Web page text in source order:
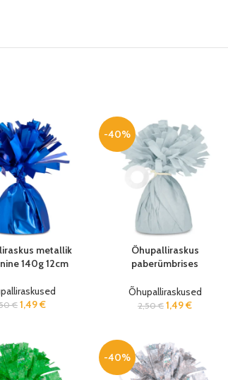
metallik
140g 12cm
€ 1,49€
-40%
Õhupalliraskus
paberümbrises
Õhupalliraskused
2,50€ 1,49€
-40%